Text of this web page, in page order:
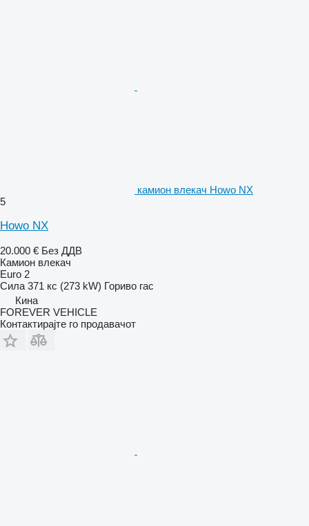
камион влекач Howo NX
5
Howo NX
20.000 € Без ДДВ
Камион влекач
Euro 2
Сила 371 кс (273 kW) Гориво гас
Кина
FOREVER VEHICLE
Контактирајте го продавачот